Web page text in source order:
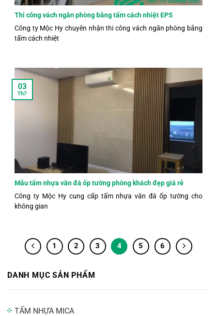
Thi công vách ngăn phòng bằng tấm cách nhiệt EPS
Công ty Mộc Hy chuyên nhận thi công vách ngăn phòng bằng
tấm cách nhiệt
Mẫu tấm nhựa vân đá ốp tường phòng khách đẹp giá rẻ
Công ty Mộc Hy cung cấp tấm nhựa vân đá ốp tường cho
không gian
03
Th7
1 2 3 4 5 6
DANH MỤC SẢN PHẨM
TẤM NHỰA MICA